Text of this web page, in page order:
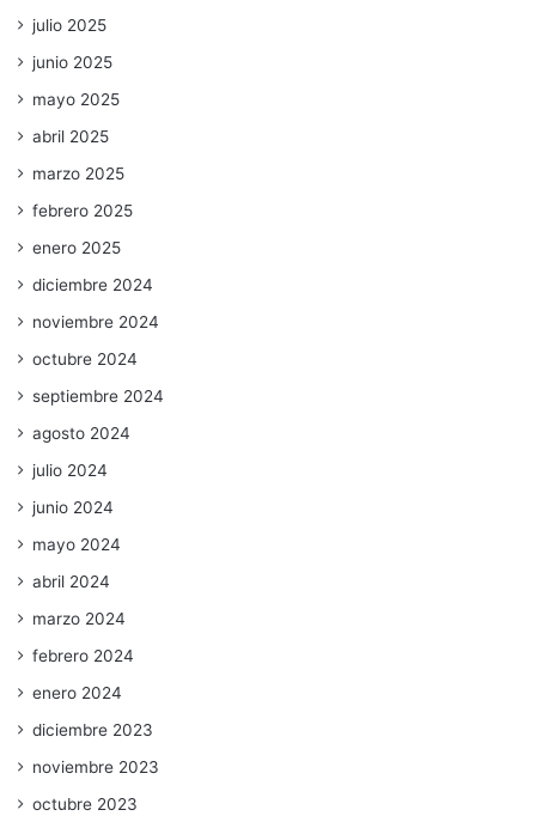
julio 2025
junio 2025
mayo 2025
abril 2025
marzo 2025
febrero 2025
enero 2025
diciembre 2024
noviembre 2024
octubre 2024
septiembre 2024
agosto 2024
julio 2024
junio 2024
mayo 2024
abril 2024
marzo 2024
febrero 2024
enero 2024
diciembre 2023
noviembre 2023
octubre 2023